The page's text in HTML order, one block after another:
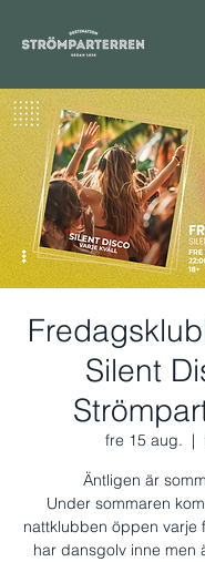
Silent
fre 15 aug.
  |
Äntligen är
Under sommaren
nattklubben öppen varje
har dansgolv inne men